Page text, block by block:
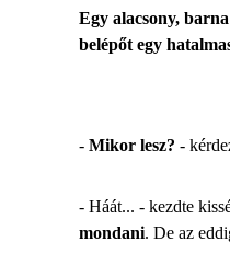
Egy alacsony,
belépőt egy
- Mikor lesz? -
- Háát... - kezdte
mondani. De az